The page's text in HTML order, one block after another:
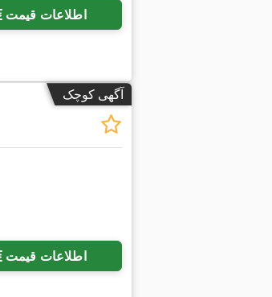
اطلاعات قیمت
آگهی کوچک
اطلاعات قیمت